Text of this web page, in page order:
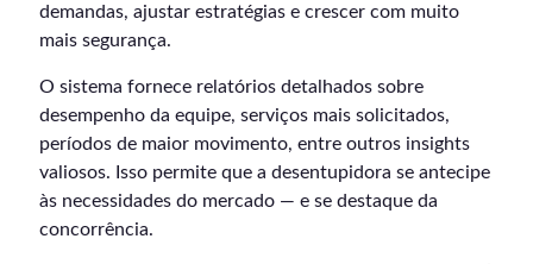
demandas, ajustar estratégias e crescer com muito
mais segurança.
O sistema fornece relatórios detalhados sobre
desempenho da equipe, serviços mais solicitados,
períodos de maior movimento, entre outros insights
valiosos. Isso permite que a desentupidora se antecipe
às necessidades do mercado — e se destaque da
concorrência.